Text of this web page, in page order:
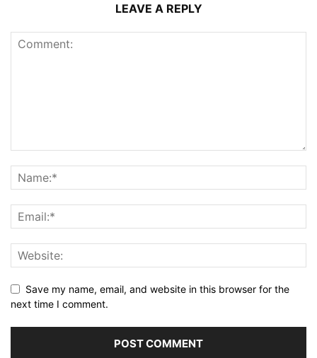
LEAVE A REPLY
Save my name, email, and website in this browser for the
next time I comment.